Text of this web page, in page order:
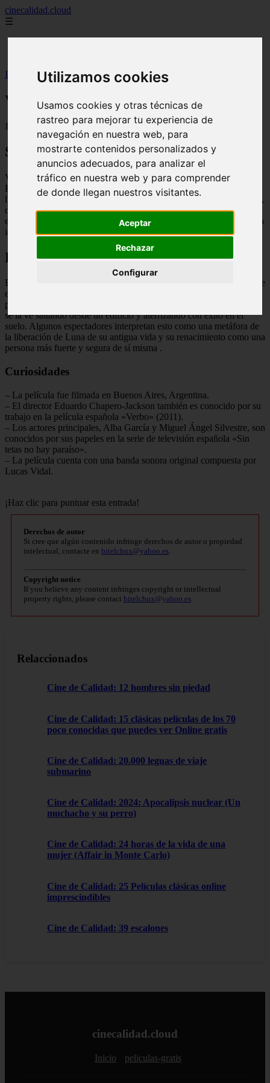
Utilizamos cookies
Usamos cookies y otras técnicas de
rastreo para mejorar tu experiencia de
navegación en nuestra web, para
mostrarte contenidos personalizados y
anuncios adecuados, para analizar el
tráfico en nuestra web y para comprender
de donde llegan nuestros visitantes.
Aceptar
Rechazar
Configurar
cinecalidad.cloud
☰
Inicio finalexplicadolat >Verbo (2026) ᐉ Final Explicado
Verbo (2026) ᐉ Final Explicado
📅 13/02/2026
Sinopsis
Verbo es una película argentina de drama y aventuras dirigida por
Eduardo Chapero-Jackson. La historia sigue a una adolescente
llamada Luna, quien vive en un mundo urbano y monótono. Un día,
descubre un grupo de jóvenes que practican parkour y se une a
ellos. A través de esta actividad, Luna comienza a explorar su propia
identidad y a encontrar su lugar en el mundo.
Final Explicado
El final de Verbo es abierto a interpretación. Después de una serie de
eventos dramáticos, Luna se encuentra en una situación peligrosa y
parece estar en peligro de muerte. Sin embargo, en la última escena,
se la ve saltando desde un edificio y aterrizando con éxito en el
suelo. Algunos espectadores interpretan esto como una metáfora de
la liberación de Luna de su antigua vida y su renacimiento como una
persona más fuerte y segura de sí misma .
Curiosidades
– La película fue filmada en Buenos Aires, Argentina.
– El director Eduardo Chapero-Jackson también es conocido por su
trabajo en la película española «Verbo» (2011).
– Los actores principales, Alba García y Miguel Ángel Silvestre, son
conocidos por sus papeles en la serie de televisión española «Sin
tetas no hay paraíso».
– La película cuenta con una banda sonora original compuesta por
Lucas Vidal.
¡Haz clic para puntuar esta entrada!
Derechos de autor
Si cree que algún contenido infringe derechos de autor o propiedad
intelectual, contacte en bitelchux@yahoo.es
Copyright notice
If you believe any content infringes copyright or intellectual
property rights, please contact bitelchux@yahoo.es
Relaccionados
Cine de Calidad: 12 hombres sin piedad
Cine de Calidad: 15 clásicas películas de los 70
poco conocidas que puedes ver Online gratis
Cine de Calidad: 20.000 leguas de viaje
submarino
Cine de Calidad: 2024: Apocalipsis nuclear (Un
muchacho y su perro)
Cine de Calidad: 24 horas de la vida de una
mujer (Affair in Monte Carlo)
Cine de Calidad: 25 Películas clásicas online
imprescindibles
Cine de Calidad: 39 escalones
cinecalidad.cloud
Inicio peliculas-gratis